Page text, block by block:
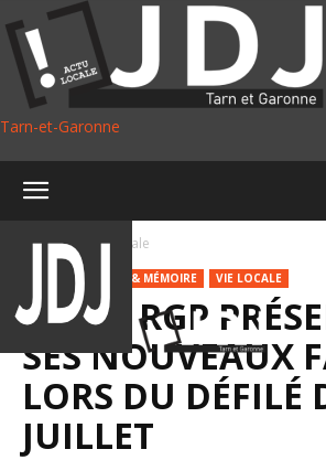
Tarn-et-Garonne
Accueil Vie Locale
DÉFENSE & MÉMOIRE VIE LOCALE
LE 17E RGP
SES NOUVEAUX
LORS DU DÉFILÉ
JUILLET